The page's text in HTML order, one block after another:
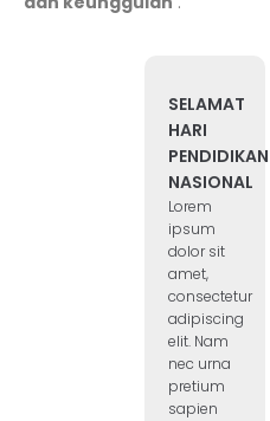
SELAMAT
HARI
PENDIDIKAN
NASIONAL
Lorem
ipsum
dolor sit
amet,
consectetur
adipiscing
elit. Nam
nec urna
pretium
sapien